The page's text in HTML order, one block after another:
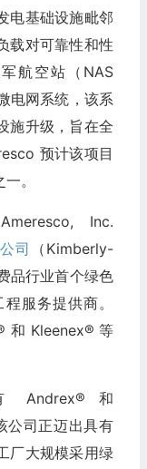
电基础设施毗邻
载对可靠性和性
航空站（NAS
电网系统，该系
施升级，旨在全
预计该项目
。
Inc.
司
（Kimberly-
品行业首个绿色
服务提供商。
和 Kleenex® 等
Andrex® 和
公司正迈出具有
厂大规模采用绿